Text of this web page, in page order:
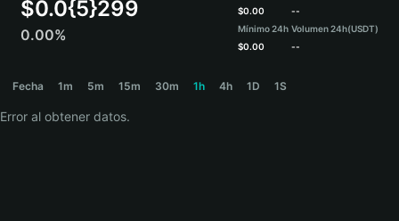
Español
Português (Brasil)
$0.0{5}299
0.00%
$0.00
Mínimo 24h
$0.00
--
Volumen 24h(USDT)
--
Fecha 1m 5m 15m 30m 1h 4h 1D 1S
Error al obtener datos.